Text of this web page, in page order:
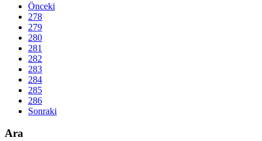
Önceki
278
279
280
281
282
283
284
285
286
Sonraki
Ara